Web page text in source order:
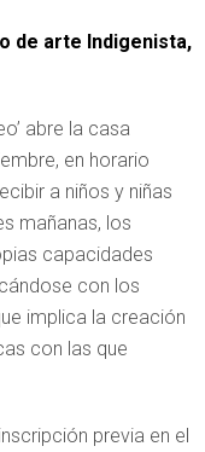
de arte Indigenista,
abre la casa
en horario
a niños y niñas
mañanas, los
capacidades
con los
implica la creación
con las que
previa en el